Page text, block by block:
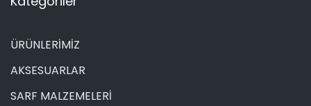
ÜRÜNLERİMİZ
AKSESUARLAR
SARF MALZEMELERİ